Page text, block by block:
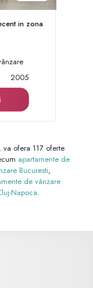
in zona
2005
ofera 117 oferte
apartamente de
Bucuresti,
de vânzare
Napoca.